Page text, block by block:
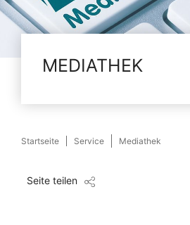
MEDIATHEK
Startseite Service Mediathek
Seite teilen